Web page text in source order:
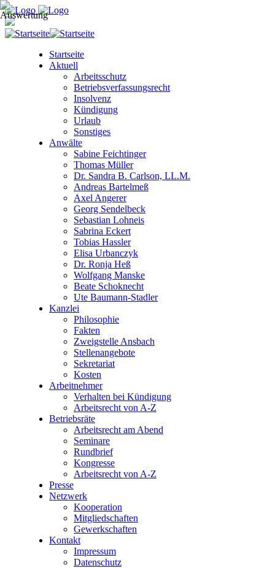
Startseite
Aktuell
Arbeitsschutz
Betriebsverfassungsrecht
Insolvenz
Kündigung
Urlaub
Sonstiges
Anwälte
Sabine Feichtinger
Thomas Müller
Dr. Sandra B. Carlson, LL.M.
Andreas Bartelmeß
Axel Angerer
Georg Sendelbeck
Sebastian Lohneis
Sabrina Eckert
Tobias Hassler
Elisa Urbanczyk
Dr. Ronja Heß
Wolfgang Manske
Beate Schoknecht
Ute Baumann-Stadler
Kanzlei
Philosophie
Fakten
Zweigstelle Ansbach
Stellenangebote
Sekretariat
Kosten
Arbeitnehmer
Verhalten bei Kündigung
Arbeitsrecht von A-Z
Betriebsräte
Arbeitsrecht am Abend
Seminare
Rundbrief
Kongresse
Arbeitsrecht von A-Z
Presse
Netzwerk
Kooperation
Mitgliedschaften
Gewerkschaften
Kontakt
Impressum
Datenschutz